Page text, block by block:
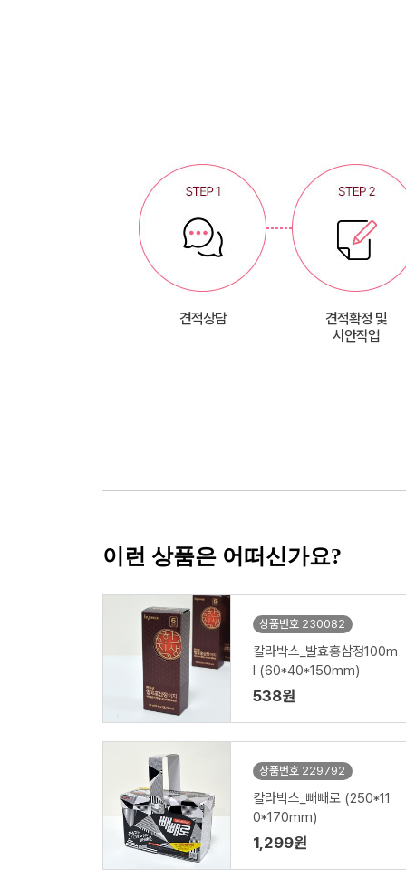
견적상담
견적확정 및
시안작업
이런 상품은 어떠신가요?
상품번호 230082
칼라박스_발효홍삼정100m
l (60*40*150mm)
538원
상품번호 229792
칼라박스_빼빼로 (250*11
0*170mm)
1,299원